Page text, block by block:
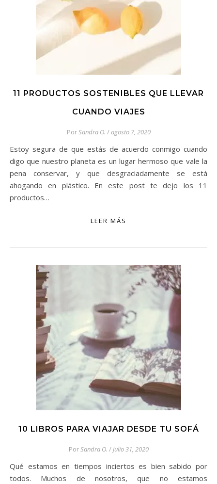
11 PRODUCTOS SOSTENIBLES QUE LLEVAR
CUANDO VIAJES
PorSandra O. /agosto 7, 2020
Estoy segura de que estás de acuerdo conmigo cuando
digo que nuestro planeta es un lugar hermoso que vale la
pena conservar, y que desgraciadamente se está
ahogando en plástico. En este post te dejo los 11
productos…
LEER MÁS
10 LIBROS PARA VIAJAR DESDE TU SOFÁ
PorSandra O. /julio 31, 2020
Qué estamos en tiempos inciertos es bien sabido por
todos. Muchos de nosotros, que no estamos